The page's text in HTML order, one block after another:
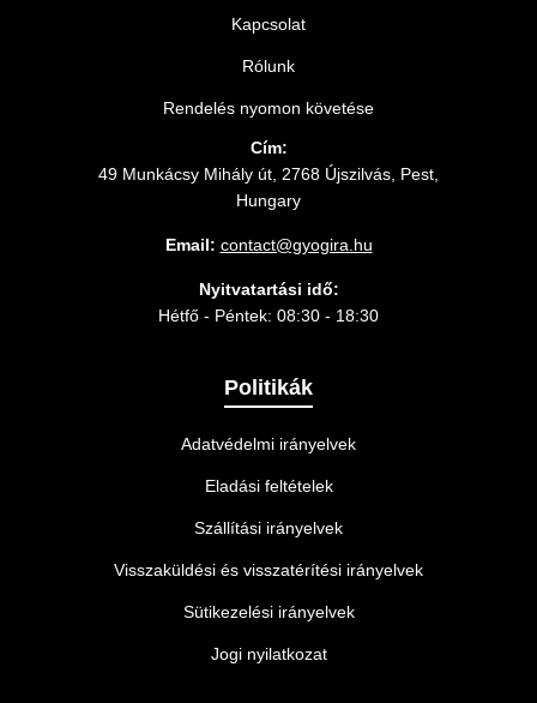
Kapcsolat
Rólunk
Rendelés nyomon követése
Cím:
49 Munkácsy Mihály út, 2768 Újszilvás, Pest,
Hungary
Email: contact@gyogira.hu
Nyitvatartási idő:
Hétfő - Péntek: 08:30 - 18:30
Politikák
Adatvédelmi irányelvek
Eladási feltételek
Szállítási irányelvek
Visszaküldési és visszatérítési irányelvek
Sütikezelési irányelvek
Jogi nyilatkozat